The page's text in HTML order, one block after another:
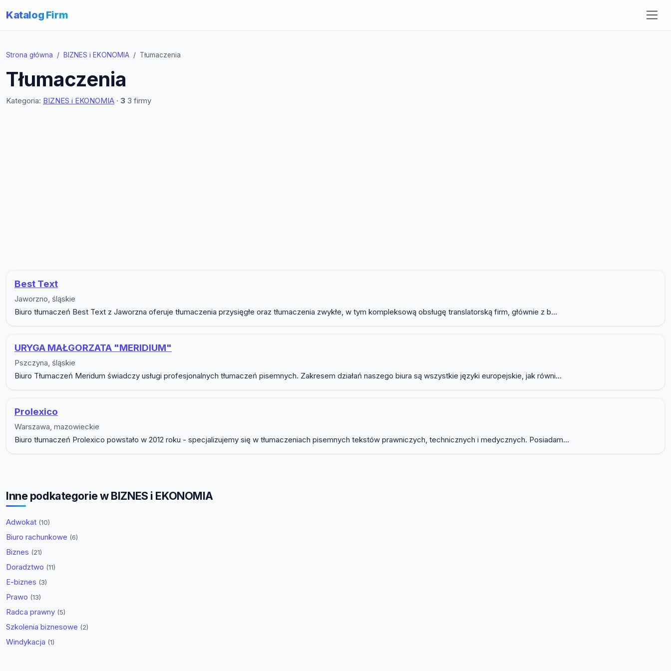
Katalog Firm
Strona główna BIZNES i EKONOMIA Tłumaczenia
Tłumaczenia
Kategoria: BIZNES i EKONOMIA · 3 3 firmy
Best Text
Jaworzno, śląskie
Biuro tłumaczeń Best Text z Jaworzna oferuje tłumaczenia przysięgłe oraz tłumaczenia zwykłe, w tym kompleksową obsługę translatorską firm, głównie z b...
URYGA MAŁGORZATA "MERIDIUM"
Pszczyna, śląskie
Biuro Tłumaczeń Meridum świadczy usługi profesjonalnych tłumaczeń pisemnych. Zakresem działań naszego biura są wszystkie języki europejskie, jak równi...
Prolexico
Warszawa, mazowieckie
Biuro tłumaczeń Prolexico powstało w 2012 roku - specjalizujemy się w tłumaczeniach pisemnych tekstów prawniczych, technicznych i medycznych. Posiadam...
Inne podkategorie w BIZNES i EKONOMIA
Adwokat (10)
Biuro rachunkowe (6)
Biznes (21)
Doradztwo (11)
E-biznes (3)
Prawo (13)
Radca prawny (5)
Szkolenia biznesowe (2)
Windykacja (1)